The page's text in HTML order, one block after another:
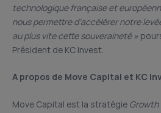
technologique française et
nous permettre d’accélérer notre
au plus vite cette souveraineté »
Président de KC Invest.
A propos de Move Capital et KC
Move Capital est la stratégie Growth